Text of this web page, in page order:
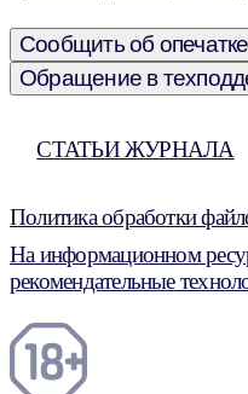
Сообщить об опечатке
Обращение в
СТАТЬИ ЖУРНАЛА
Политика обработки
На информационном
рекомендательные